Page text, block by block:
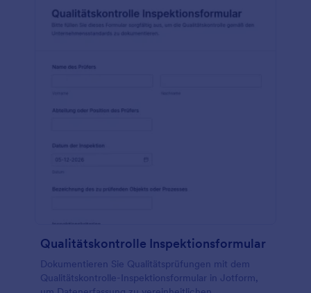
Qualitätskontrolle Inspektionsformular
Dokumentieren Sie Qualitätsprüfungen mit dem
Qualitätskontrolle-Inspektionsformular in Jotform,